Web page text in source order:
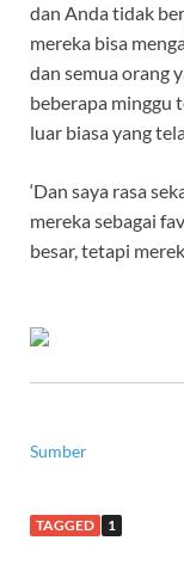
dan Anda tidak
mereka bisa
dan semua orang
beberapa minggu
luar biasa yang
‘Dan saya rasa
mereka sebagai
besar, tetapi
Sumber
TAGGED 1